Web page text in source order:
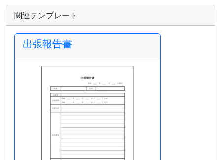
関連テンプレート
出張報告書